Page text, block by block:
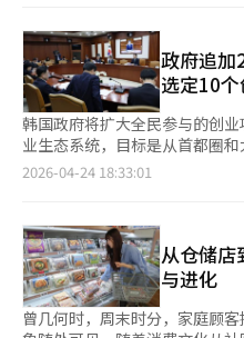
种活动，如为海外游客提供的旅
和文化演出等。具副总理在与富
平文化街是商户自发整顿摊位
调，政府将继续通过举办同行节
善小商户的经营环境。此外，
品和服装摊位，并购买了商品
装质量优良，价格合理，是地
与地方商圈和节日活动，为地方
商圈和促进消费，以帮助因中
本报道经人工智能（AI）系统
政府追加
选定10
韩国政府将扩大全民参与的创
业生态系统，目标是从首都圈
为“创业中心经济”。财政经济
将推动创业扩散战略，将就业
为计划的一部分，政府将扩大
（约2000亿韩元）在年内推进
拔创业者，最终优胜者将获得超
持。政府还将在技术为基础的
2026-04-24 18:33:01
从仓储店
与进化
曾几何时，周末时分，家庭顾